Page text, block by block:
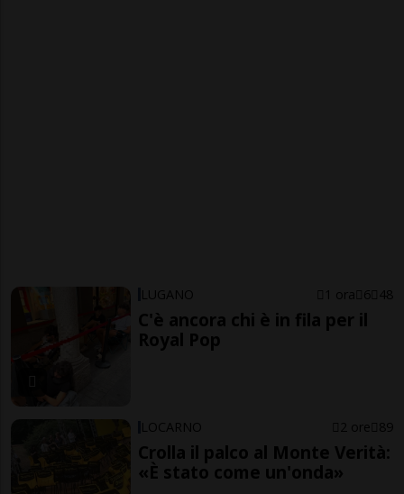
LUGANO 1 ora 6 48
C'è ancora chi è in fila per il
Royal Pop
LOCARNO 2 ore 89
Crolla il palco al Monte Verità:
«È stato come un'onda»